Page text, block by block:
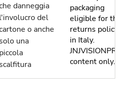
danneggia
l'involucro del
o anche
solo una
piccola
scalfitura